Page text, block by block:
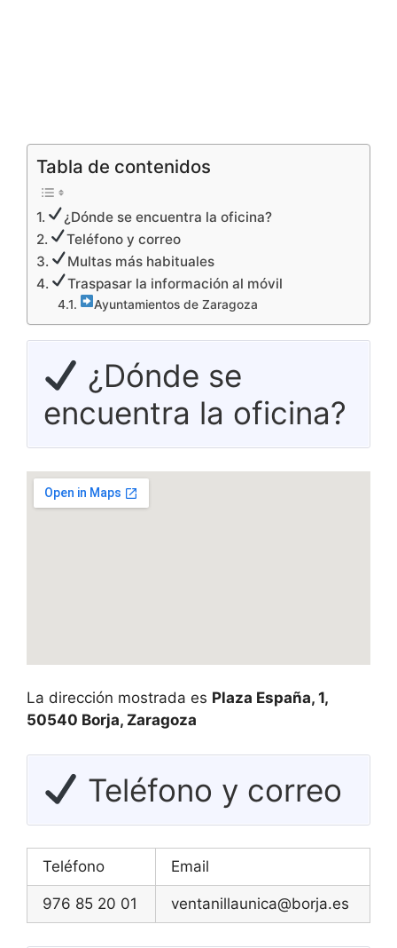
Tabla de contenidos
¿Dónde se encuentra la oficina?
Teléfono y correo
Multas más habituales
Traspasar la información al móvil
Ayuntamientos de Zaragoza
¿Dónde se
encuentra la oficina?
La dirección mostrada es Plaza España, 1,
50540 Borja, Zaragoza
Teléfono y correo
Teléfono Email
976 85 20 01 ventanillaunica@borja.es